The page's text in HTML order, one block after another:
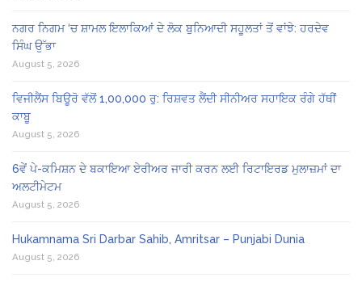
ਨਗਰ ਨਿਗਮ ‘ਚ ਸ਼ਾਮਲ ਇਲਾਕਿਆਂ ਦੇ ਲੋਕ ਬੁਨਿਆਦੀ ਸਹੂਲਤਾਂ ਤੋਂ ਵਾਂਝੇ: ਹਰਦੇਵ
ਸਿੰਘ ਉੱਭਾ
August 5, 2026
ਵਿਜੀਲੈਂਸ ਬਿਊਰੋ ਵੱਲੋਂ 1,00,000 ਰੁ: ਰਿਸ਼ਵਤ ਲੈਂਦੀ ਸੀਨੀਅਰ ਸਹਾਇਕ ਰੰਗੇ ਹੱਥੀਂ
ਕਾਬੂ
August 5, 2026
6ਵੇਂ ਪੇ-ਕਮਿਸ਼ਨ ਦੇ ਬਕਾਇਆ ਏਰੀਅਰ ਜਾਰੀ ਕਰਨ ਲਈ ਰਿਟਾਇਰਡ ਮੁਲਾਜ਼ਮਾਂ ਦਾ
ਅਲਟੀਮੇਟਮ
August 5, 2026
Hukamnama Sri Darbar Sahib, Amritsar – Punjabi Dunia
August 5, 2026